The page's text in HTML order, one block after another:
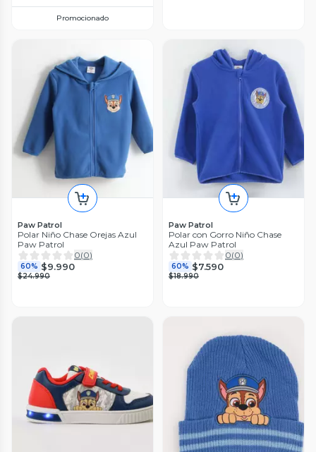
Promocionado
Paw Patrol
Polar Niño Chase Orejas Azul
Paw Patrol
0(0)
60% $9.990
$24.990
Paw Patrol
Polar con Gorro Niño Chase
Azul Paw Patrol
0(0)
60% $7.590
$18.990